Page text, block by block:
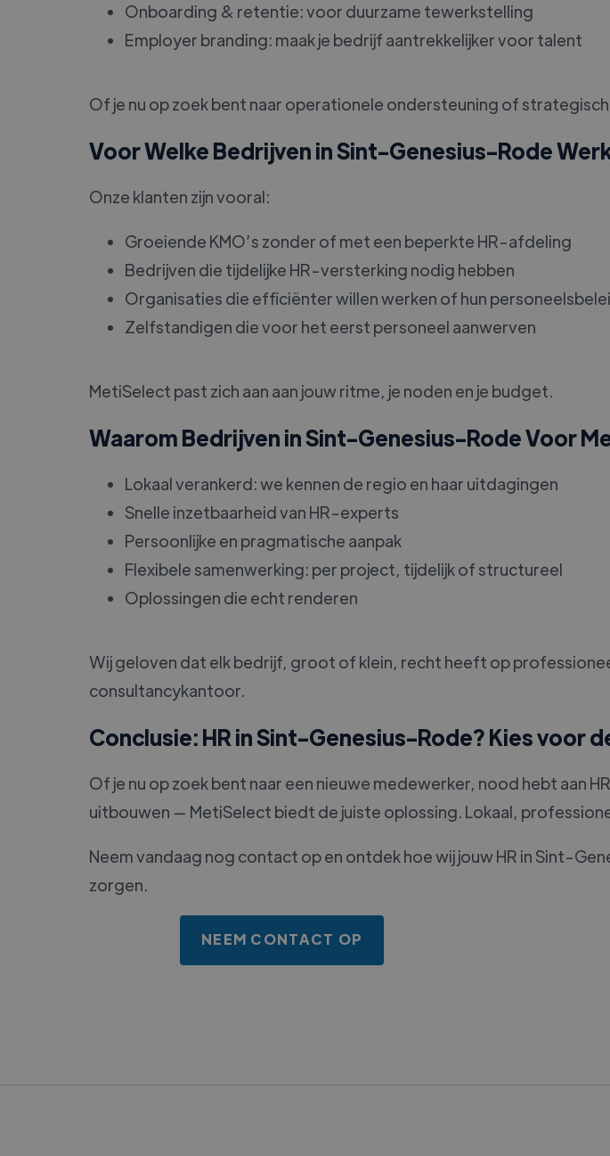
Onboarding & retentie: voor duurzame tewerkstelling
Employer branding: maak je bedrijf aantrekkelijker voor talent
Of je nu op zoek bent naar operationele ondersteuning of
Voor Welke Bedrijven in Sint-Genesius-Rode
Onze klanten zijn vooral:
Groeiende KMO’s zonder of met een beperkte HR-afdeling
Bedrijven die tijdelijke HR-versterking nodig hebben
Organisaties die efficiënter willen werken of hun
Zelfstandigen die voor het eerst personeel aanwerven
MetiSelect past zich aan aan jouw ritme, je noden en je budget.
Waarom Bedrijven in Sint-Genesius-Rode Voor
Lokaal verankerd: we kennen de regio en haar uitdagingen
Snelle inzetbaarheid van HR-experts
Persoonlijke en pragmatische aanpak
Flexibele samenwerking: per project, tijdelijk of structureel
Oplossingen die echt renderen
Wij geloven dat elk bedrijf, groot of klein, recht heeft op
consultancykantoor.
Conclusie: HR in Sint-Genesius-Rode? Kies voor
Of je nu op zoek bent naar een nieuwe medewerker, nood hebt
uitbouwen — MetiSelect biedt de juiste oplossing. Lokaal,
Neem vandaag nog contact op en ontdek hoe wij jouw HR in Sint-
zorgen.
NEEM CONTACT OP